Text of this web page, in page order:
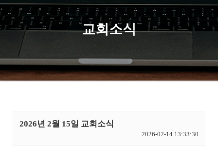
교회소식
2026년 2월 15일 교회소식
2026-02-14 13:33:30